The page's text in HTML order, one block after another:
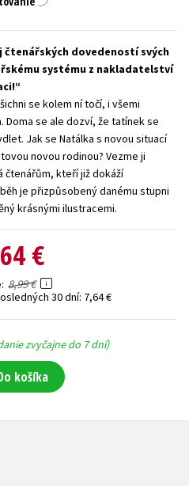
adult
Young adult (SK)
životný štýl
tituly
dovedeností svých
systému z nakladatelství
se kolem ní točí, i všemi
Doma se ale dozví, že tatínek se
Jak se Natálka s novou situací
novou rodinou? Vezme ji
čtenářům, kteří již dokáží
je přizpůsobený danému stupni
krásnými ilustracemi.
€
8,99 €
30 dní: 7,64 €
zvyčajne do 7 dní)
košíka